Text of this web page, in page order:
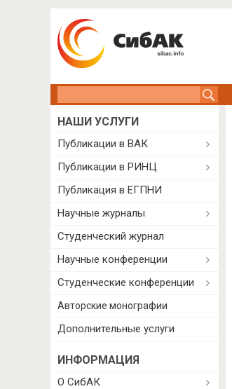
НАШИ УСЛУГИ
Публикации в ВАК
Публикации в РИНЦ
Публикация в ЕГПНИ
Научные журналы
Студенческий журнал
Научные конференции
Студенческие конференции
Авторские монографии
Дополнительные услуги
ИНФОРМАЦИЯ
О СибАК